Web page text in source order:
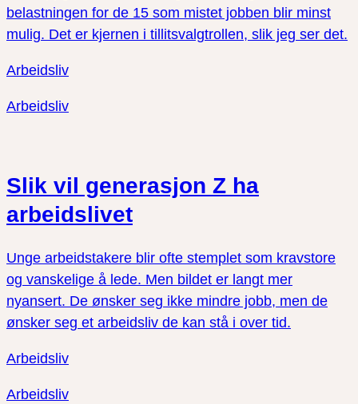
belastningen for de 15 som mistet jobben blir minst
mulig. Det er kjernen i tillitsvalgtrollen, slik jeg ser det.
Arbeidsliv
Arbeidsliv
Slik vil generasjon Z ha
arbeidslivet
Unge arbeidstakere blir ofte stemplet som kravstore
og vanskelige å lede. Men bildet er langt mer
nyansert. De ønsker seg ikke mindre jobb, men de
ønsker seg et arbeidsliv de kan stå i over tid.
Arbeidsliv
Arbeidsliv